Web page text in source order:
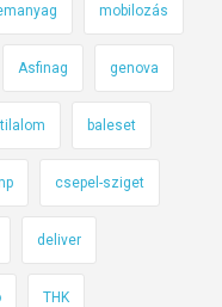
mobilozás
Asfinag genova
baleset
csepel-sziget
deliver
THK